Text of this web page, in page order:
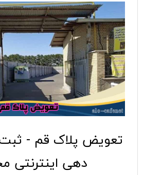
تعویض پلاک قم -
دهی اینترنتی